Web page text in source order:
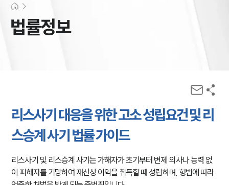
법률정보
리스사기 대응을 위한 고소 성립요건 및 리
스승계 사기 법률 가이드
리스사기 및 리스승계 사기는 가해자가 초기부터 변제 의사나 능력 없
이 피해자를 기망하여 재산상 이익을 취득할 때 성립하며, 형법에 따라